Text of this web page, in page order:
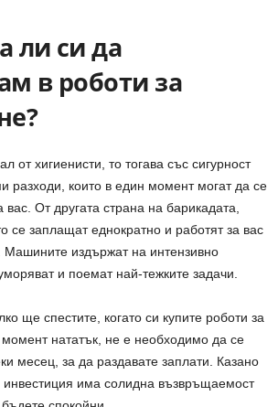
ли си да
в роботи за
от хигиенисти, то тогава със сигурност
разходи, които в един момент могат да се
От другата страна на барикадата,
се заплащат еднократно и работят за вас
Машините издържат на интензивно
и поемат най-тежките задачи.
ще спестите, когато си купите роботи за
момент нататък, не е необходимо да се
месец, за да раздавате заплати. Казано
има солидна възвръщаемост